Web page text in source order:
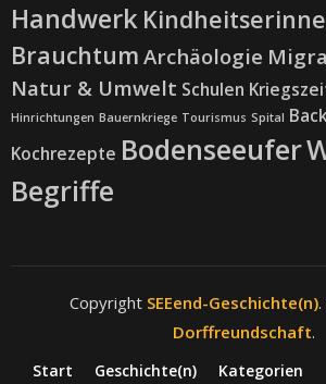
Handwerk
Brauchtum Archäologie
Natur & Umwelt Schulen
Hinrichtungen Bauernkriege Tourismus Spital
Kochrezepte Bodenseeufer
Begriffe
Copyright SEEend-Geschichte(n).
Dorffreundschaft.
Start Geschichte(n) Kategorien